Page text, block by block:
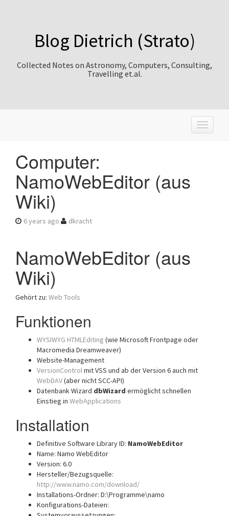
Blog Dietrich (Strato)
Collected Notes on Astronomy, Computers, Consulting,
Travelling et.al.
T
o
Computer:
NamoWebEditor (aus
Wiki)
6 years ago dkracht
NamoWebEditor (aus
Wiki)
Gehört zu: Web Tools
Funktionen
WYSIWYG HTMLEditing (wie Microsoft Frontpage oder
Macromedia Dreamweaver)
Website-Management
VersionControlmit VSS und ab der Version 6 auch mit
WebDAV(aber nicht SCC-API)
Datenbank Wizard dbWizard ermöglicht schnellen
Einstieg in WebApplications
Installation
Definitive Software Library ID: NamoWebEditor
Name: Namo WebEditor
Version: 6.0
Hersteller/Bezugsquelle:
http://www.namo.com/download/
Installations-Ordner: D:\Programme\namo
Konfigurations-Dateien: